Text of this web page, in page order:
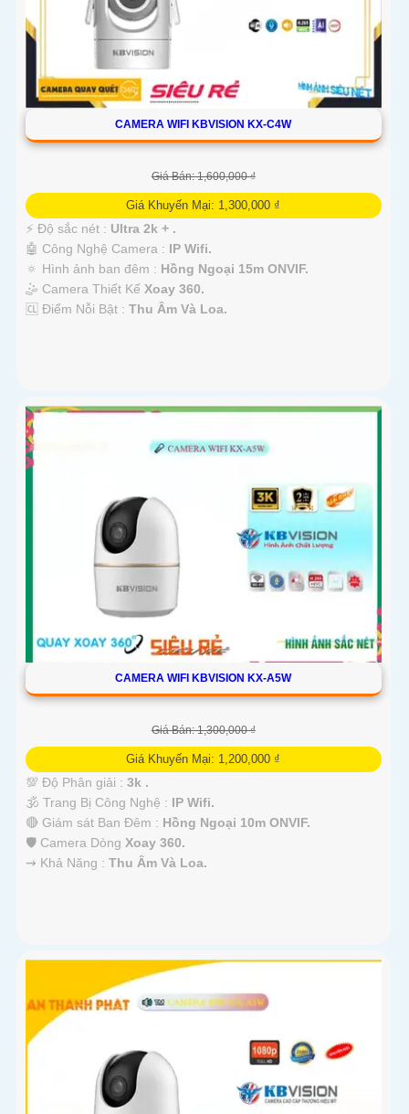
CAMERA WIFI KBVISION KX-C4W
Giá Bán: 1,600,000 ₫
Giá Khuyến Mại: 1,300,000 ₫
️⚡ Độ sắc nét : Ultra 2k + .
🤖️ Công Nghệ Camera : IP Wifi.
🔅 Hình ảnh ban đêm : Hồng Ngoại 15m ONVIF.
🤹 Camera Thiết Kế Xoay 360.
️🆑 Điểm Nỗi Bật : Thu Âm Và Loa.
CAMERA WIFI KBVISION KX-A5W
Giá Bán: 1,300,000 ₫
Giá Khuyến Mại: 1,200,000 ₫
💯 Độ Phân giải : 3k .
🕉️ Trang Bị Công Nghệ : IP Wifi.
🔴 Giám sát Ban Đêm : Hồng Ngoại 10m ONVIF.
🛡 Camera Dòng Xoay 360.
️⇝ Khả Năng : Thu Âm Và Loa.